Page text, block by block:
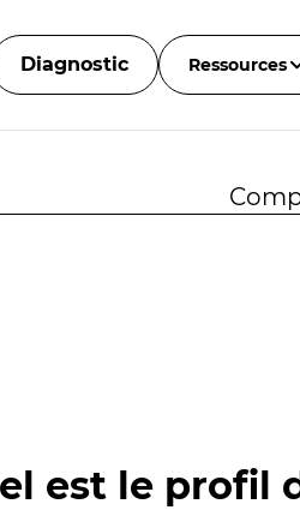
Diagnostic Ressources
est le profil